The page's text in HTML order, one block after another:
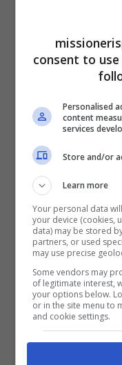
applicata per
genitori
familiari a carico.
consent to
Personalised
content
services
Store and/or
Learn more
Your personal data
your device (cookies,
data) may be stored
partners, or used
may use precise
Some vendors may
of legitimate interest,
your options below.
or in the site menu to
and cookie settings.